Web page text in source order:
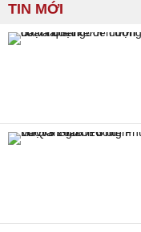
TIN MỚI